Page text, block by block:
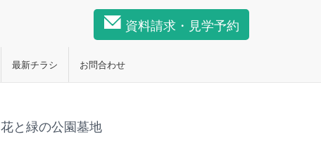
資料請求・見学予約
最新チラシ お問合わせ
花と緑の公園墓地